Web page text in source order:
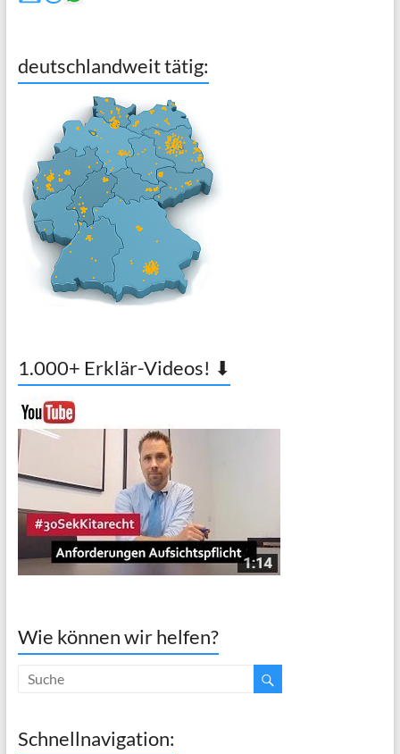
deutschlandweit tätig:
1.000+ Erklär-Videos! ⬇
Wie können wir helfen?
Schnellnavigation: